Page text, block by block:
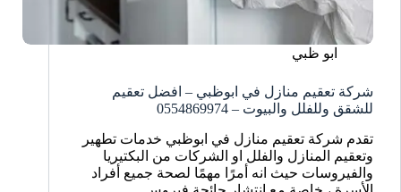
ابو ظبي
شركة تعقيم منازل في ابوظبي – افضل تعقيم
للشقق وللفلل والبيوت – 0554869974
تقدم شركة تعقيم منازل في ابوظبي خدمات تطهير
وتعقيم المنازل والفلل او الشركات من البكتيريا
والفيروسات حيث انه أمرًا مهمًا لصحة جميع أفراد